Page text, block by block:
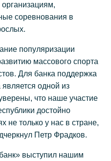
соревнования в
популяризации
массового спорта
Для банка поддержка
одной из
что наше участие
достойно
не только у нас в стране,
Петр Фрадков.
выступил нашим